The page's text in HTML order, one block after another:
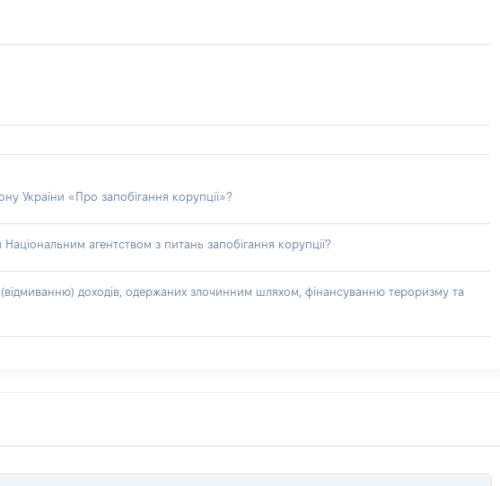
України «Про запобігання корупції»?
агентством з питань запобігання корупції?
(відмиванню) доходів, одержаних злочинним шляхом, фінансуванню тероризму та